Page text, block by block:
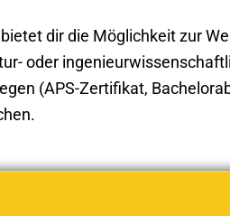
dir die Möglichkeit zur
oder
(APS-Zertifikat,